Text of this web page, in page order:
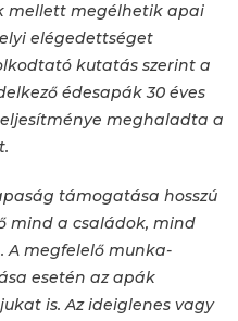
mellett megélhetik apai
elégedettséget
kutatás szerint a
édesapák 30 éves
meghaladta a
támogatása hosszú
mind a családok, mind
A megfelelő munka-
esetén az apák
is. Az ideiglenes vagy